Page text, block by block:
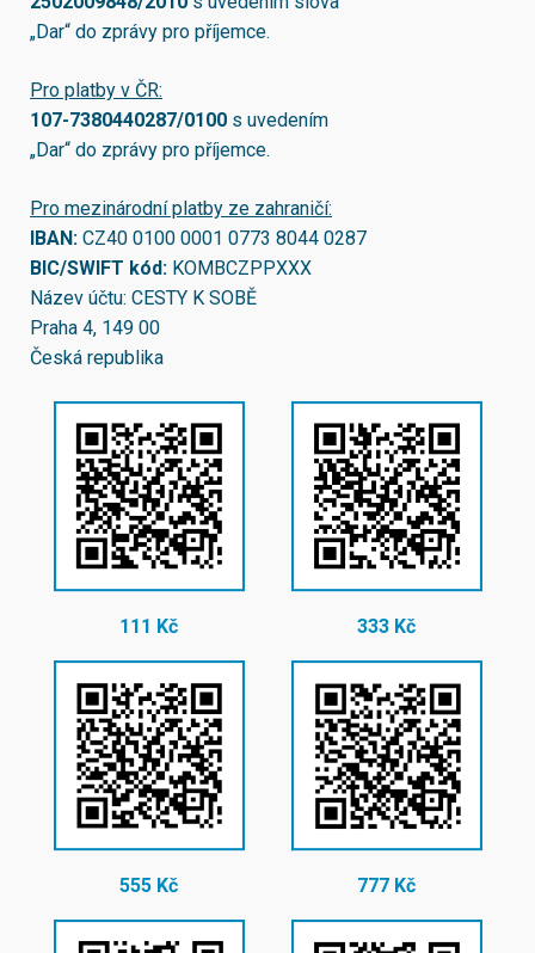
„Dar“ do zprávy pro příjemce.
Pro platby v ČR:
107-7380440287/0100 s uvedením
„Dar“ do zprávy pro příjemce.
Pro mezinárodní platby ze zahraničí:
IBAN: CZ40 0100 0001 0773 8044 0287
BIC/SWIFT kód: KOMBCZPPXXX
Název účtu: CESTY K SOBĚ
Praha 4, 149 00
Česká republika
111 Kč 333 Kč
555 Kč 777 Kč